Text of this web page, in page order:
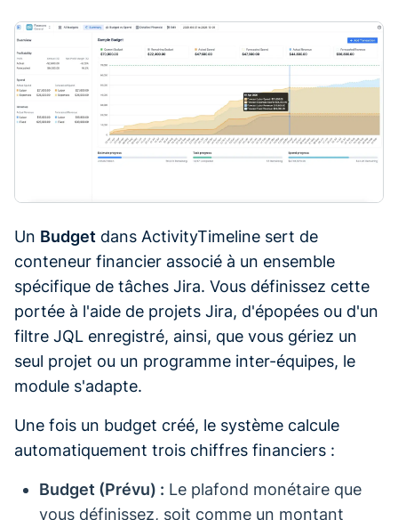
Un Budget dans ActivityTimeline sert de
conteneur financier associé à un ensemble
spécifique de tâches Jira. Vous définissez cette
portée à l'aide de projets Jira, d'épopées ou d'un
filtre JQL enregistré, ainsi, que vous gériez un
seul projet ou un programme inter-équipes, le
module s'adapte.
Une fois un budget créé, le système calcule
automatiquement trois chiffres financiers :
Budget (Prévu) : Le plafond monétaire que
vous définissez, soit comme un montant